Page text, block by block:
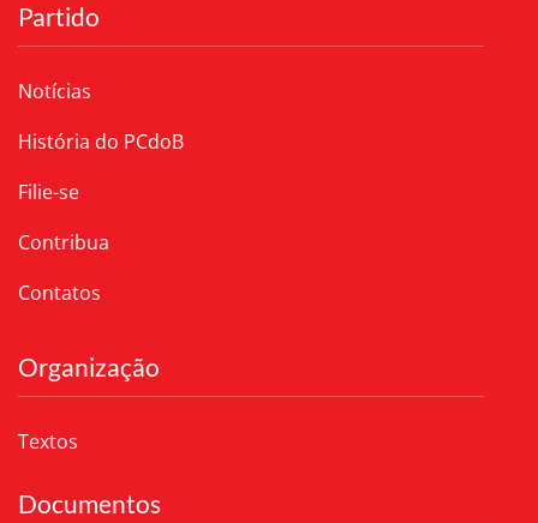
Partido
Notícias
História do PCdoB
Filie-se
Contribua
Contatos
Organização
Textos
Documentos